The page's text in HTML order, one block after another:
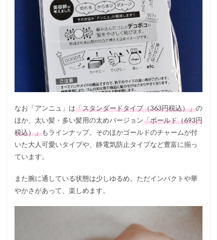
なお「アンニュ」は「スタンダードタイプ（363円税込）」の
ほか、太い髪・多い髪用の太めバージョン「ボールド（693円
税込）」もラインナップ。そのほかゴールドのチャームが付
いた大人可愛いタイプや、静電気防止タイプなど豊富に揃っ
ています。
また腕に通している状態は少しゆるめ。ただインパクトや華
やかさがあって、楽しめます。